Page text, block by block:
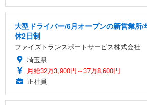
大型ドライバー/6月オープンの新営業所/
休2日制
ファイズトランスポートサービス株式会社
埼玉県
月給32万3,900円～37万8,600円
正社員